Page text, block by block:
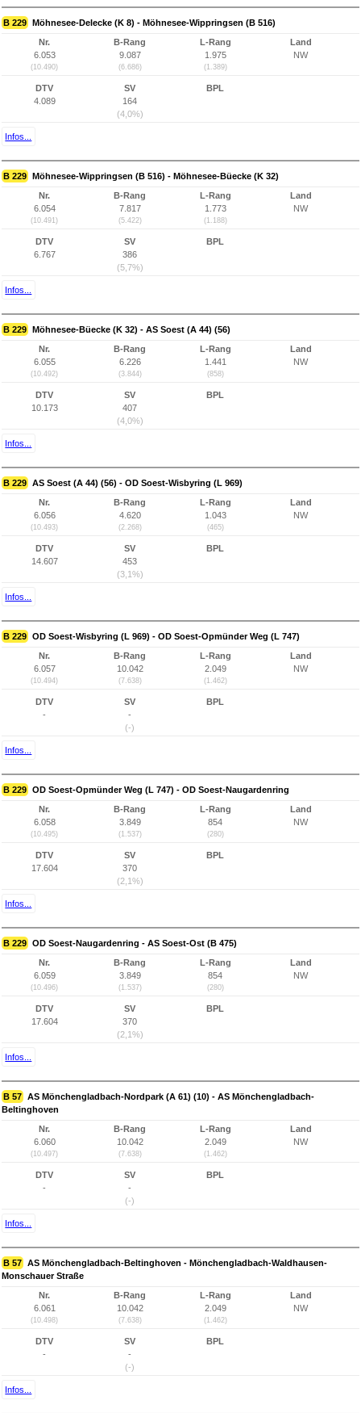
B 229 Möhnesee-Delecke (K 8) - Möhnesee-Wippringsen (B 516)
Nr.
6.053
(10.490)
B-Rang
9.087
(6.686)
L-Rang
1.975
(1.389)
Land
NW
DTV
4.089
SV
164
(4,0%)
BPL
Infos...
B 229 Möhnesee-Wippringsen (B 516) - Möhnesee-Büecke (K 32)
Nr.
6.054
(10.491)
B-Rang
7.817
(5.422)
L-Rang
1.773
(1.188)
Land
NW
DTV
6.767
SV
386
(5,7%)
BPL
Infos...
B 229 Möhnesee-Büecke (K 32) - AS Soest (A 44) (56)
Nr.
6.055
(10.492)
B-Rang
6.226
(3.844)
L-Rang
1.441
(858)
Land
NW
DTV
10.173
SV
407
(4,0%)
BPL
Infos...
B 229 AS Soest (A 44) (56) - OD Soest-Wisbyring (L 969)
Nr.
6.056
(10.493)
B-Rang
4.620
(2.268)
L-Rang
1.043
(465)
Land
NW
DTV
14.607
SV
453
(3,1%)
BPL
Infos...
B 229 OD Soest-Wisbyring (L 969) - OD Soest-Opmünder Weg (L 747)
Nr.
6.057
(10.494)
B-Rang
10.042
(7.638)
L-Rang
2.049
(1.462)
Land
NW
DTV
-
SV
-
(-)
BPL
Infos...
B 229 OD Soest-Opmünder Weg (L 747) - OD Soest-Naugardenring
Nr.
6.058
(10.495)
B-Rang
3.849
(1.537)
L-Rang
854
(280)
Land
NW
DTV
17.604
SV
370
(2,1%)
BPL
Infos...
B 229 OD Soest-Naugardenring - AS Soest-Ost (B 475)
Nr.
6.059
(10.496)
B-Rang
3.849
(1.537)
L-Rang
854
(280)
Land
NW
DTV
17.604
SV
370
(2,1%)
BPL
Infos...
B 57 AS Mönchengladbach-Nordpark (A 61) (10) - AS Mönchengladbach-
Beltinghoven
Nr.
6.060
(10.497)
B-Rang
10.042
(7.638)
L-Rang
2.049
(1.462)
Land
NW
DTV
-
SV
-
(-)
BPL
Infos...
B 57 AS Mönchengladbach-Beltinghoven - Mönchengladbach-Waldhausen-
Monschauer Straße
Nr.
6.061
(10.498)
B-Rang
10.042
(7.638)
L-Rang
2.049
(1.462)
Land
NW
DTV
-
SV
-
(-)
BPL
Infos...